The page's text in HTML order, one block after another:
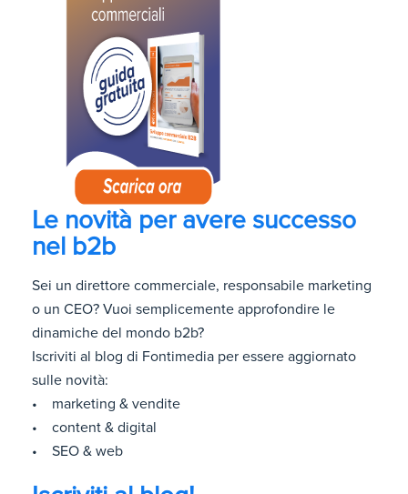
Le novità per avere successo
nel b2b
Sei un direttore commerciale, responsabile marketing
o un CEO? Vuoi semplicemente approfondire le
dinamiche del mondo b2b?
Iscriviti al blog di Fontimedia per essere aggiornato
sulle novità:
• marketing & vendite
• content & digital
• SEO & web